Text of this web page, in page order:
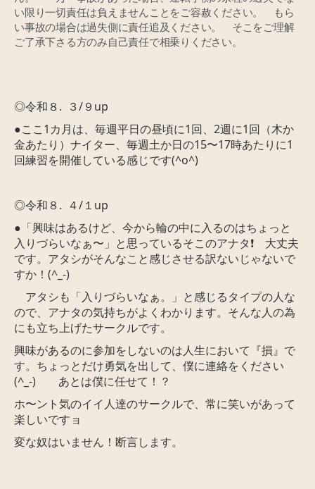
い限り一切責任は負えませんことをご容赦ください。 もら
い事故の場合は過失側に責任追及ください。 そこをご理解
ご了承下さる方のみ自己責任で相乗りください。
◎令和８. ３/９up
●ここ1カ月は、毎週平日の昼頃に1回、2週に1回（木か
金あたり）ナイター、毎週土か日の15〜17時あたりに1
回練習を開催している感じです(^o^)
◎令和８. ４/１up
●「興味はあるけど、今から輪の中に入るのはちょっと
入りづらいなぁ〜」と思っているそこのアナタ❗️ 大丈夫
です。アタシがそんなこと感じさせる訳ないじゃないで
すか！(^_-)
アタシも「入りづらいなぁ。」と感じるタイプの人な
ので、アナタの気持ちがよくわかります。そんな人の為
にも立ち上げたサークルです。
興味があるのに参加をしないのは人生において『損』で
す。ちょっとだけ勇気を出して、僕に連絡をください
(^_-) あとは僕に任せて！？
ホ〜ント気のイイ人達のサークルで、常に笑いがあって
楽しいですョ
変な奴はいません！断言します。